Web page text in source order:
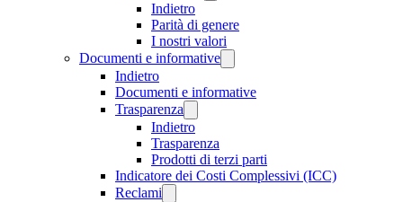
Indietro
Parità di genere
I nostri valori
Documenti e informative
Indietro
Documenti e informative
Trasparenza
Indietro
Trasparenza
Prodotti di terzi parti
Indicatore dei Costi Complessivi (ICC)
Reclami